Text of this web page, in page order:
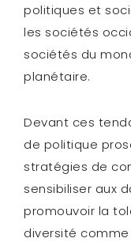
politiques et
les sociétés
sociétés du
planétaire.
Devant ces
de politique
stratégies de
sensibiliser aux
promouvoir la
diversité